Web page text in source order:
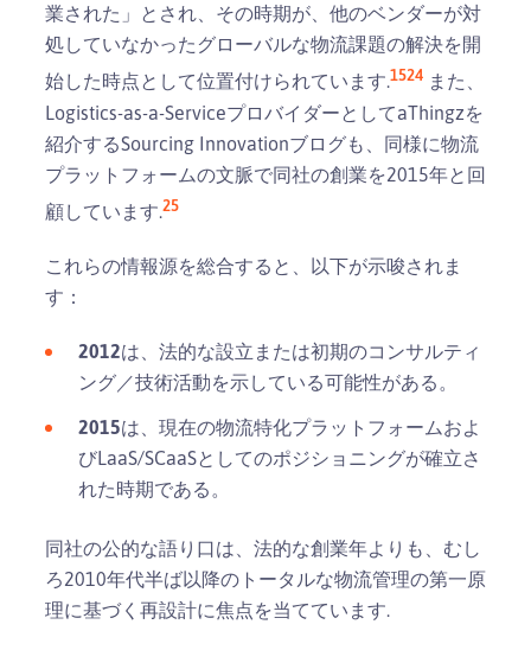
業された」とされ、その時期が、他のベンダーが対
処していなかったグローバルな物流課題の解決を開
始した時点として位置付けられています.1524 また、
Logistics-as-a-ServiceプロバイダーとしてaThingzを
紹介するSourcing Innovationブログも、同様に物流
プラットフォームの文脈で同社の創業を2015年と回
顧しています.25
これらの情報源を総合すると、以下が示唆されま
す：
2012は、法的な設立または初期のコンサルティ
ング／技術活動を示している可能性がある。
2015は、現在の物流特化プラットフォームおよ
びLaaS/SCaaSとしてのポジショニングが確立さ
れた時期である。
同社の公的な語り口は、法的な創業年よりも、むし
ろ2010年代半ば以降のトータルな物流管理の第一原
理に基づく再設計に焦点を当てています.